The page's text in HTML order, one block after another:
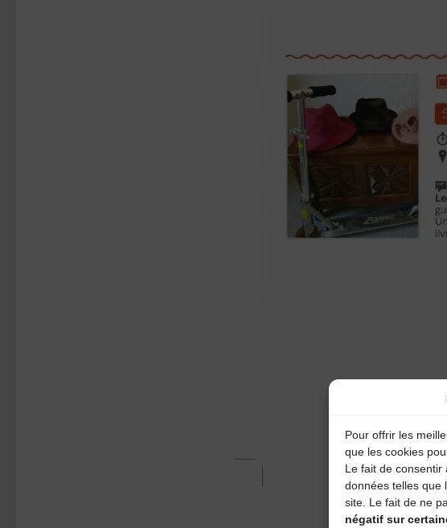
Pour offrir les
que les cookies
Le fait de
données telles que
site. Le fait de ne
négatif sur